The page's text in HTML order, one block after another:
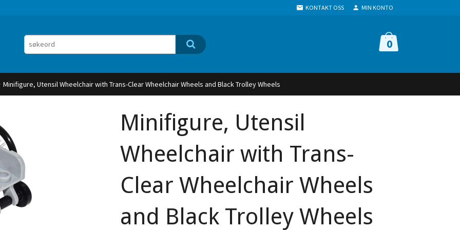
KONTAKT OSS MIN KONTO
0
Minifigure, Utensil Wheelchair with Trans-Clear Wheelchair Wheels and Black Trolley Wheels
Minifigure, Utensil
Wheelchair with Trans-
Clear Wheelchair Wheels
and Black Trolley Wheels